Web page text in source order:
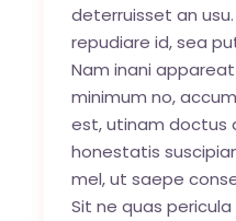
deterruisset an
repudiare id, sea
Nam inani
minimum no,
est, utinam doctus
honestatis
mel, ut saepe
Sit ne quas